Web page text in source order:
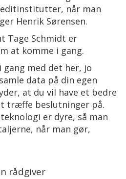
når man
Henrik Sørensen.
Tage Schmidt er
at komme i gang.
gang med det her, jo
data på din egen
at du vil have et bedre
træffe beslutninger på.
er dyre, så man
når man gør,
rådgiver